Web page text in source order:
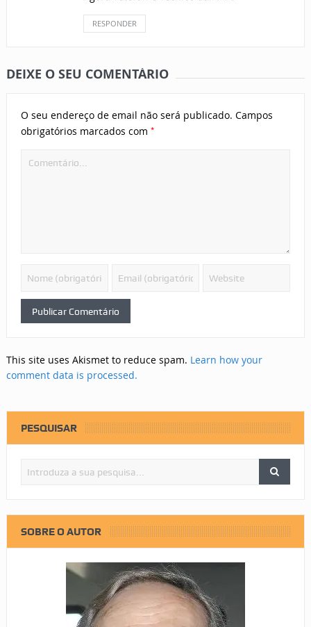
RESPONDER
DEIXE O SEU COMENTÁRIO
O seu endereço de email não será publicado. Campos
obrigatórios marcados com *
This site uses Akismet to reduce spam. Learn how your
comment data is processed.
PESQUISAR
SOBRE O AUTOR